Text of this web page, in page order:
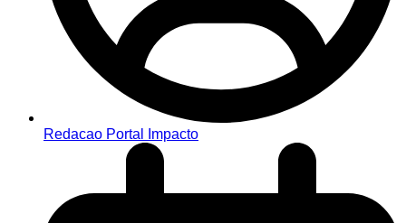
Redacao Portal Impacto